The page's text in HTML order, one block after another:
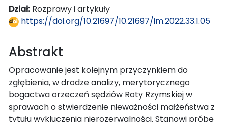
Dział: Rozprawy i artykuły
https://doi.org/10.21697/10.21697/im.2022.33.1.05
Abstrakt
Opracowanie jest kolejnym przyczynkiem do
zgłębienia, w drodze analizy, merytorycznego
bogactwa orzeczeń sędziów Roty Rzymskiej w
sprawach o stwierdzenie nieważności małżeństwa z
tytułu wykluczenia nierozerwalności. Stanowi próbę